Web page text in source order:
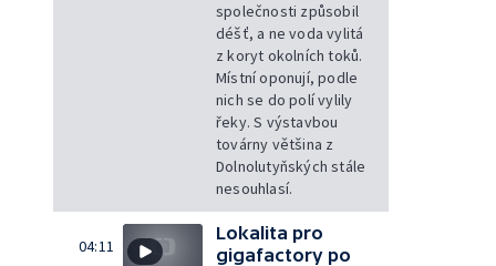
společnosti způsobil
déšť, a ne voda vylitá
z koryt okolních toků.
Místní oponují, podle
nich se do polí vylily
řeky. S výstavbou
továrny většina z
Dolnolutyňských stále
nesouhlasí.
04:11
Lokalita pro
gigafactory po